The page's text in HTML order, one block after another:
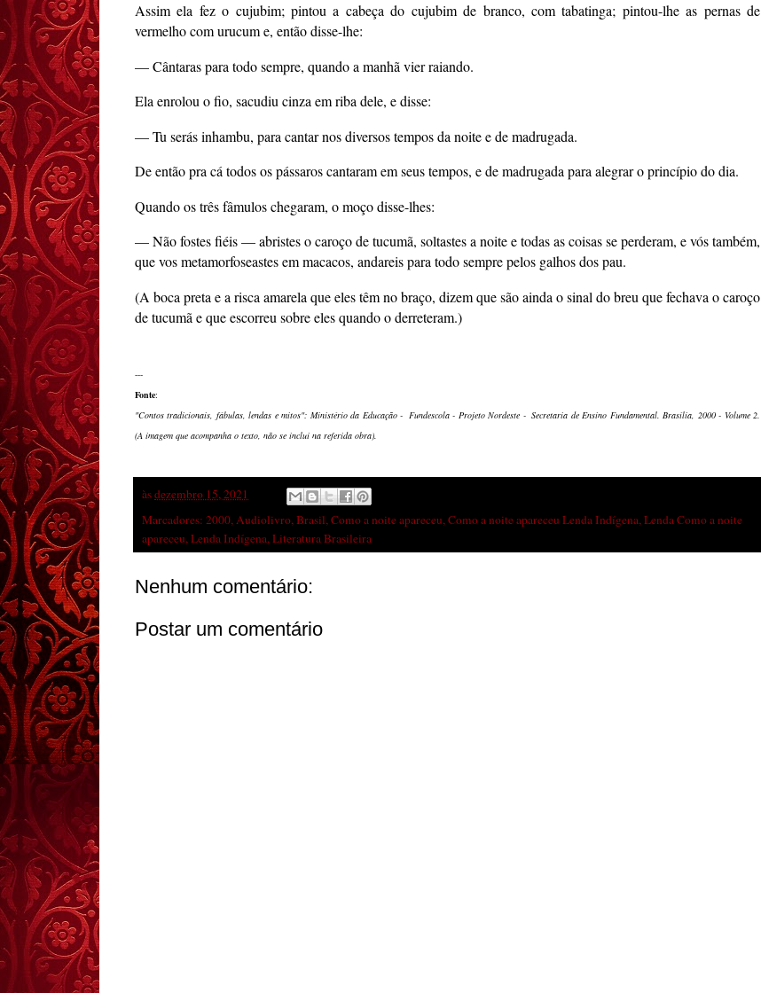
Assim ela fez o cujubim; pintou a cabeça do cujubim de branco, com tabatinga; pintou-lhe as pernas de
vermelho com urucum e, então disse-lhe:
— Cântaras para todo sempre, quando a manhã vier raiando.
Ela enrolou o fio, sacudiu cinza em riba dele, e disse:
— Tu serás inhambu, para cantar nos diversos tempos da noite e de madrugada.
De então pra cá todos os pássaros cantaram em seus tempos, e de madrugada para alegrar o princípio do dia.
Quando os três fâmulos chegaram, o moço disse-lhes:
— Não fostes fiéis — abristes o caroço de tucumã, soltastes a noite e todas as coisas se perderam, e vós também,
que vos metamorfoseastes em macacos, andareis para todo sempre pelos galhos dos pau.
(A boca preta e a risca amarela que eles têm no braço, dizem que são ainda o sinal do breu que fechava o caroço
de tucumã e que escorreu sobre eles quando o derreteram.)
---
Fonte:
"Contos tradicionais, fábulas, lendas e mitos": Ministério da Educação - Fundescola - Projeto Nordeste - Secretaria de Ensino Fundamental. Brasília, 2000 - Volume 2.
(A imagem que acompanha o texto, não se inclui na referida obra).
àsdezembro 15, 2021
Marcadores: 2000, Audiolivro, Brasil, Como a noite apareceu, Como a noite apareceu Lenda Indígena, Lenda Como a noite
apareceu, Lenda Indígena, Literatura Brasileira
Nenhum comentário:
Postar um comentário